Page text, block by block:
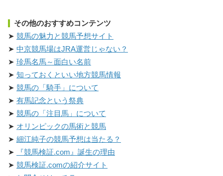
その他のおすすめコンテンツ
競馬の魅力と競馬予想サイト
中京競馬場はJRA運営じゃない？
珍馬名馬～面白い名前
知っておくといい地方競馬情報
競馬の「騎手」について
有馬記念という祭典
競馬の「注目馬」について
オリンピックの馬術と競馬
細江純子の競馬予想は当たる？
『競馬検証.com』誕生の理由
競馬検証.comの紹介サイト